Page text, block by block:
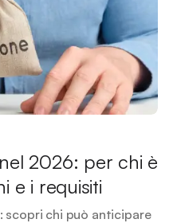
2026: per chi è
e i requisiti
scopri chi può anticipare